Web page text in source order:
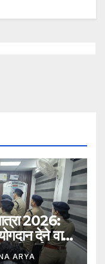
2026:
देने वाले
ARYA